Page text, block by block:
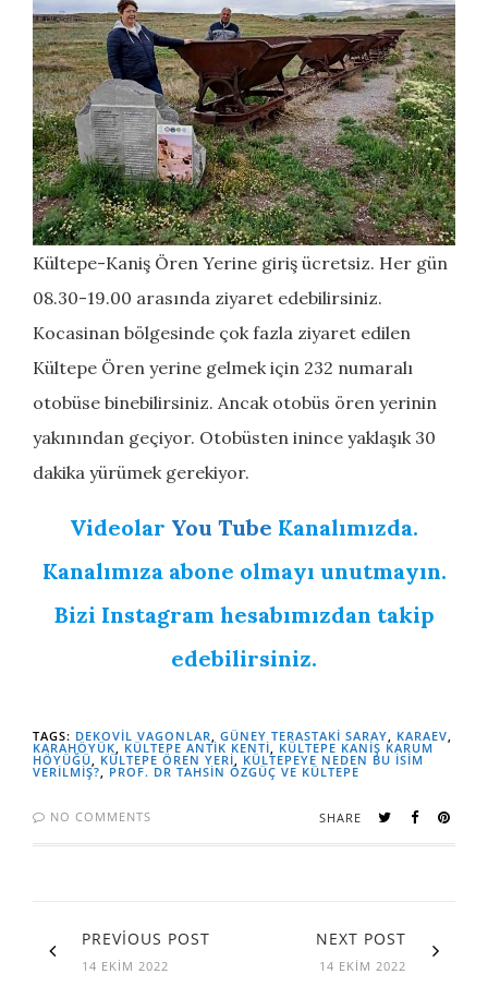
Kültepe-Kaniş Ören Yerine giriş ücretsiz. Her gün
08.30-19.00 arasında ziyaret edebilirsiniz.
Kocasinan bölgesinde çok fazla ziyaret edilen
Kültepe Ören yerine gelmek için 232 numaralı
otobüse binebilirsiniz. Ancak otobüs ören yerinin
yakınından geçiyor. Otobüsten inince yaklaşık 30
dakika yürümek gerekiyor.
Videolar You Tube Kanalımızda.
Kanalımıza abone olmayı unutmayın.
Bizi Instagram hesabımızdan takip
edebilirsiniz.
TAGS: DEKOVIL VAGONLAR, GÜNEY TERASTAKI SARAY, KARAEV,
KARAHÖYÜK, KÜLTEPE ANTIK KENTI, KÜLTEPE KANIŞ KARUM
HÖYÜĞÜ, KÜLTEPE ÖREN YERI, KÜLTEPEYE NEDEN BU ISIM
VERILMIŞ?, PROF. DR TAHSIN ÖZGÜÇ VE KÜLTEPE
NO COMMENTS SHARE
PREVIOUS POST
14 EKIM 2022
NEXT POST
14 EKIM 2022